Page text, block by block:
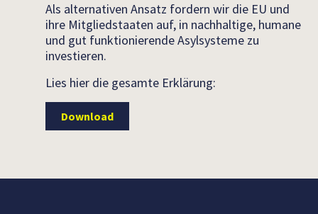
Als alternativen Ansatz fordern wir die EU und
ihre Mitgliedstaaten auf, in nachhaltige, humane
und gut funktionierende Asylsysteme zu
investieren.
Lies hier die gesamte Erklärung:
Download